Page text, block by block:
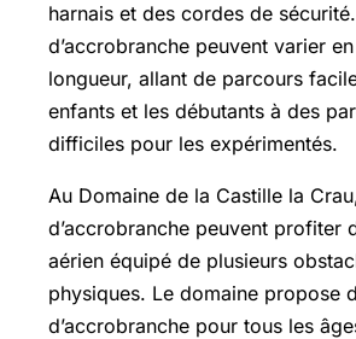
harnais et des cordes de
d’accrobranche peuvent varier
longueur, allant de parcours
enfants et les débutants à des
difficiles pour les expérimentés.
Au Domaine de la Castille la
d’accrobranche peuvent profiter
aérien équipé de plusieurs
physiques. Le domaine propose
d’accrobranche pour tous les